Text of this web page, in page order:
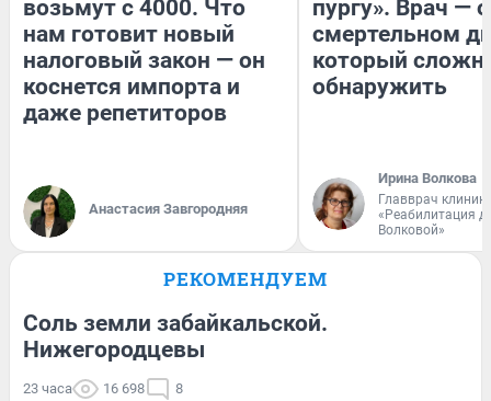
возьмут с 4000. Что
нам готовит новый
налоговый закон — он
коснется импорта и
даже репетиторов
Анастасия Завгородняя
пургу». Врач — о
смертельном
который
обнаружить
Ирина Волкова
Главврач
«Реабилитация
Волковой»
РЕКОМЕНДУЕМ
Соль земли забайкальской.
Нижегородцевы
23 часа 16 698 8